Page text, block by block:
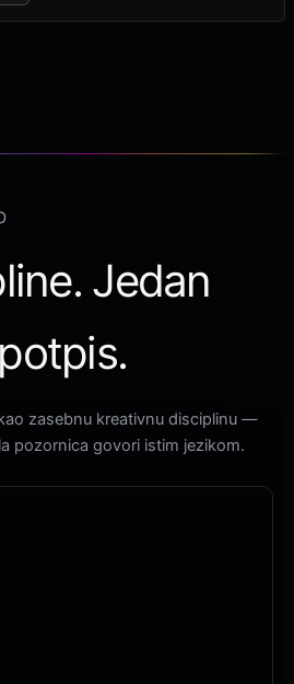
Jedan
zasebnu kreativnu disciplinu —
pozornica govori istim jezikom.